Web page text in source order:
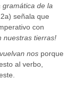
gramática de la
señala que
con
nuestras tierras!
nos porque
al verbo,